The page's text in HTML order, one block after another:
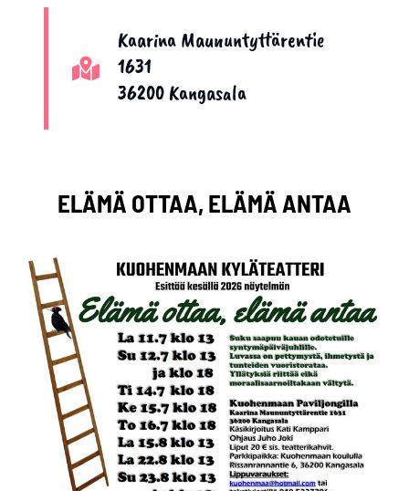
Kaarina Maununtyttärentie
1631
36200 Kangasala
ELÄMÄ OTTAA, ELÄMÄ ANTAA